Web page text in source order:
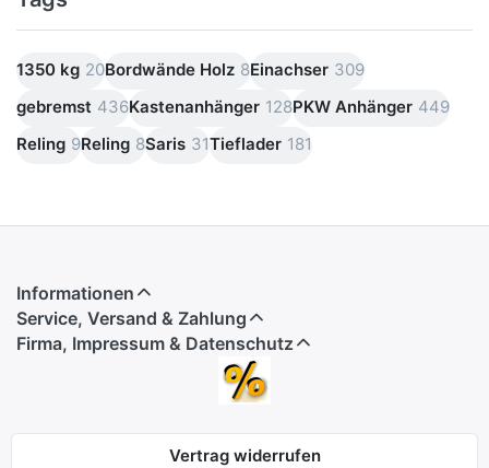
1350 kg 20Bordwände Holz 8Einachser 309
gebremst 436Kastenanhänger 128PKW Anhänger 449
Reling 9Reling 8Saris 31Tieflader 181
Informationen
Service, Versand & Zahlung
Firma, Impressum & Datenschutz
Vertrag widerrufen